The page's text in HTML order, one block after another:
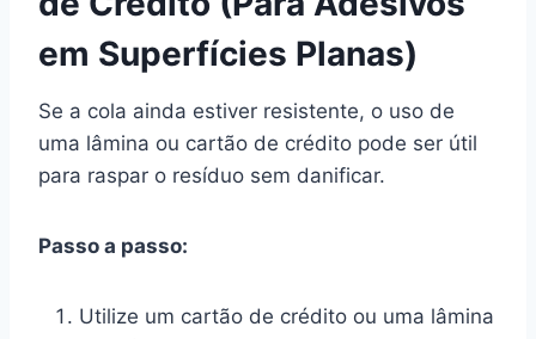
em Superfícies Planas)
Se a cola ainda estiver resistente, o uso de
uma lâmina ou cartão de crédito pode ser útil
para raspar o resíduo sem danificar.
Passo a passo:
Utilize um cartão de crédito ou uma lâmina